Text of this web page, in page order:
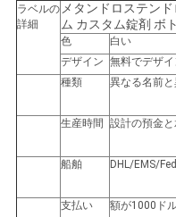
ニ
ス
ラベルの
詳細
メタンドロステン
ム カスタム錠剤 ボ
色
白い
デザイン 無料でデザ
種類
異なる名前
生産時間 設計の預金
船舶 DHL/EMS/
支払い 額が1000ド